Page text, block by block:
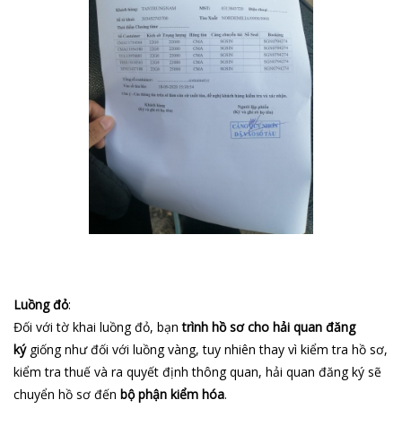
Luồng đỏ:
Đối với tờ khai luồng đỏ, bạntrình hồ sơ cho hải quan đăng
kýgiống như đối với luồng vàng, tuy nhiên thay vì kiểm tra hồ sơ,
kiểm tra thuế và ra quyết định thông quan, hải quan đăng ký sẽ
chuyển hồ sơ đến bộ phận kiểm hóa.